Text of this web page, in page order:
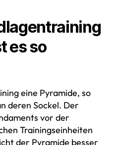
es so
eine Pyramide, so
deren Sockel. Der
vor der
Trainingseinheiten
der Pyramide besser